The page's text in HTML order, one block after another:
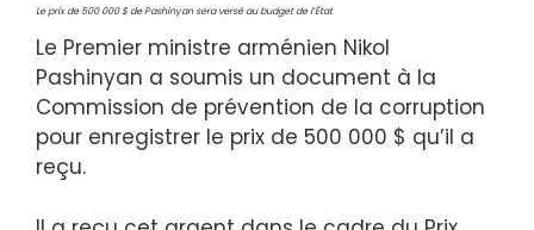
Le prix de 500 000 $ de Pashinyan sera versé au budget de l’État
Le Premier ministre arménien Nikol
Pashinyan a soumis un document à la
Commission de prévention de la corruption
pour enregistrer le prix de 500 000 $ qu’il a
reçu.